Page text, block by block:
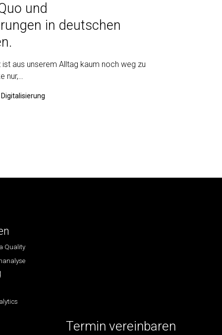
und
in deutschen
ist aus unserem Alltag kaum noch weg zu
nur,…
Quality
Termin vereinbaren